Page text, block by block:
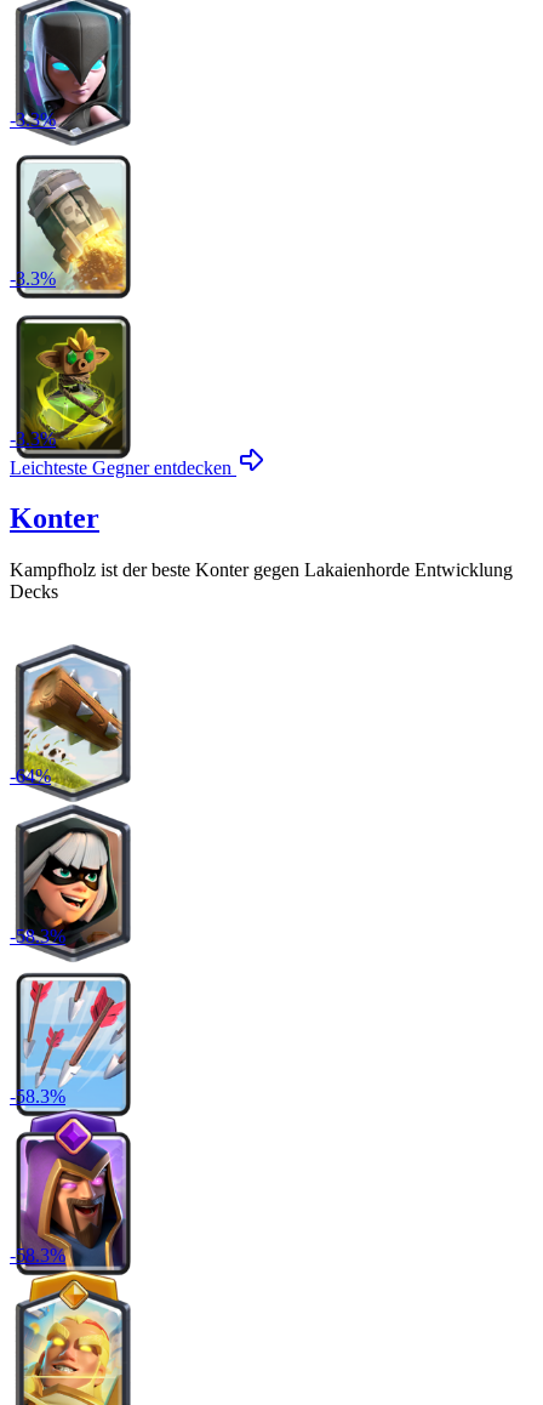
-3.3%
-3.3%
-3.3%
Leichteste Gegner entdecken
Konter
Kampfholz ist der beste Konter gegen Lakaienhorde Entwicklung
Decks
-64%
-58.3%
-58.3%
-58.3%